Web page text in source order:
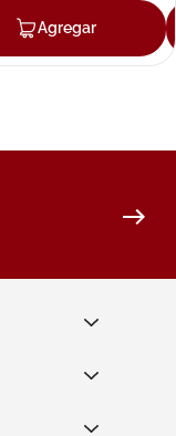
Agregar
Agregar